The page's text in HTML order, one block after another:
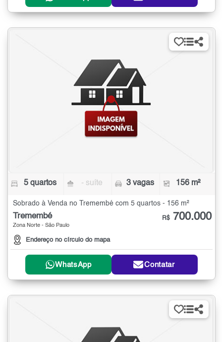
5 quartos - suíte 3 vagas 156 m²
Sobrado à Venda no Tremembé com 5 quartos - 156 m²
Tremembé
Zona Norte - São Paulo
Endereço no círculo do mapa
R$ 700.000
WhatsApp Contatar